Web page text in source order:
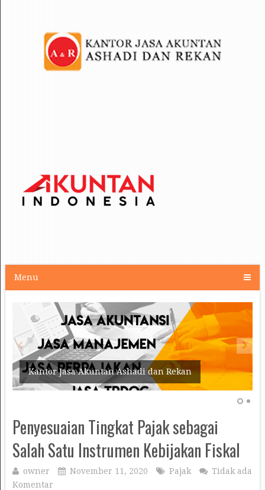
Menu
Kantor Jasa Akuntan Ashadi dan Rekan
Penyesuaian Tingkat Pajak sebagai
Salah Satu Instrumen Kebijakan Fiskal
owner November 11, 2020 Pajak
Tidak ada
Komentar